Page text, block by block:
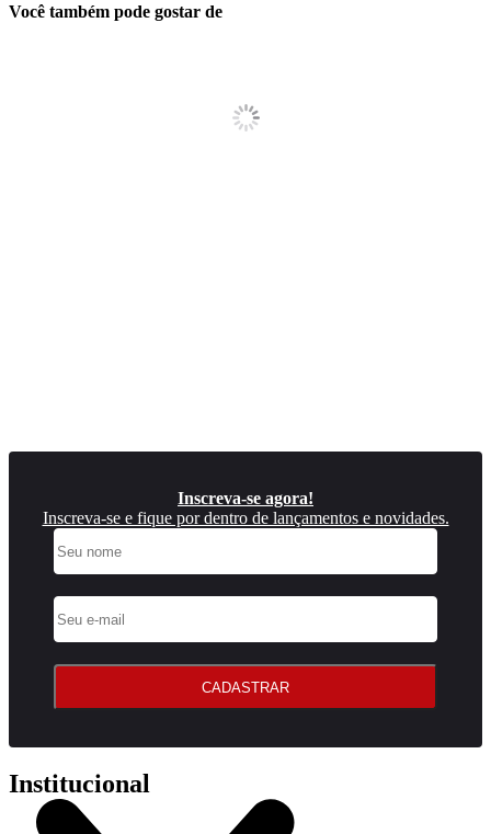
Você também pode gostar de
Inscreva-se agora!
Inscreva-se e fique por dentro de lançamentos e novidades.
CADASTRAR
Institucional